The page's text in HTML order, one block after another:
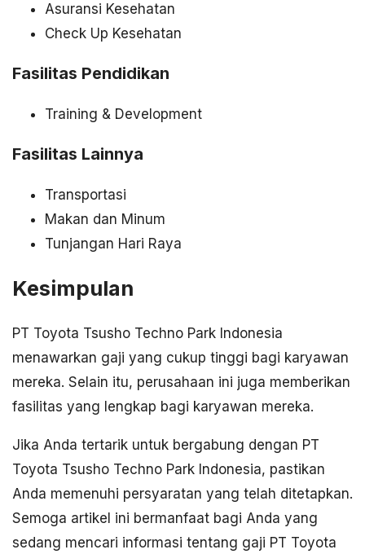
Asuransi Kesehatan
Check Up Kesehatan
Fasilitas Pendidikan
Training & Development
Fasilitas Lainnya
Transportasi
Makan dan Minum
Tunjangan Hari Raya
Kesimpulan
PT Toyota Tsusho Techno Park Indonesia
menawarkan gaji yang cukup tinggi bagi karyawan
mereka. Selain itu, perusahaan ini juga memberikan
fasilitas yang lengkap bagi karyawan mereka.
Jika Anda tertarik untuk bergabung dengan PT
Toyota Tsusho Techno Park Indonesia, pastikan
Anda memenuhi persyaratan yang telah ditetapkan.
Semoga artikel ini bermanfaat bagi Anda yang
sedang mencari informasi tentang gaji PT Toyota